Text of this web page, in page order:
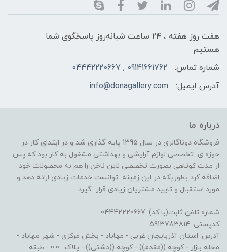
هفت روز هفته ، ۲۴ ساعت شبانه‌روز پاسخگوی شما
هستیم
شماره تماس:
09141661762 , 04442220667
آدرس ایمیل:
info@donagallery.com
درباره ما
فروشگاه دوناگالری در سال 1395 پایه گذاری شد و در ابتدای کار در
حوزه ی تخصصی لوازم آرایشی و بهداشتی مشغول به کار بود که پس
از مدت کوتاهی بصورت تخصصی لاین ناخن را هم به محصولات خود
اضافه کرد بطوریکه در این زمینه توانست خدمات زیادی ارائه دهد و
مورد استقبال و تایید مشتریان زیادی قرار گیرد
شماره تلفن ثابت(با کد): 04442220667
کدپستی: 5913783814
آدرس: استان آذربایجان غربی - مهاباد - بخش مرکزی - شهر مهاباد -
محله بازار - کوچه ((مقدم)) - کوچه ((دشتی)) - پلاک : 0.0 - طبقه :